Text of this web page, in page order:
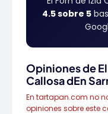
4.5 sobre 5
Opiniones de
Callosa dEn
En tartapan.com no
opiniones sobre este